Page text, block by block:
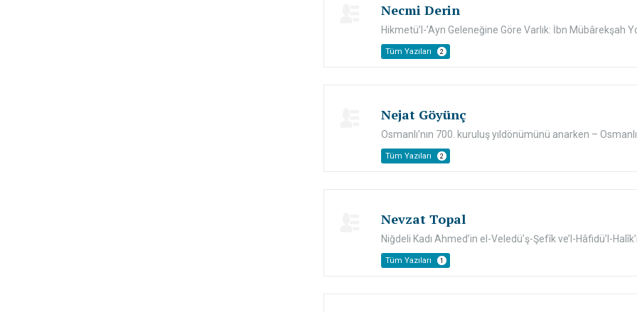
Necmi Derin
Hikmetü’l-’Ayn Geleneğine Göre Varlık: İbn Mübârekşah
Tüm Yazıları 2
Nejat Göyünç
Osmanlı’nın 700. kuruluş yıldönümünü anarken – Osmanlı,
Tüm Yazıları 2
Nevzat Topal
Niğdeli Kadı Ahmed’in el-Veledü’ş-Şefîk ve’l-Hâfidü’l-Halîk’ı
Tüm Yazıları 1